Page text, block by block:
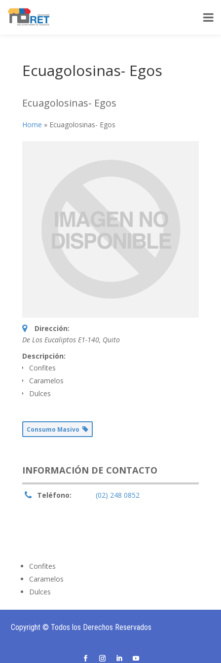
Ecuagolosinas- Egos
Ecuagolosinas- Egos
Home » Ecuagolosinas- Egos
Dirección:
De Los Eucaliptos E1-140, Quito
Descripción:
Confites
Caramelos
Dulces
Consumo Masivo
INFORMACIÓN DE CONTACTO
Teléfono: (02) 248 0852
Confites
Caramelos
Dulces
Copyright © Todos los Derechos Reservados